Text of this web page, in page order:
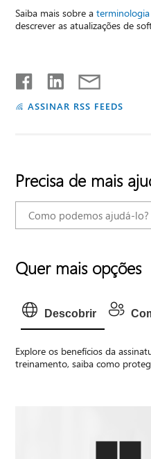
Saiba mais sobre aterminologia
descrever as atualizações de
ASSINAR RSS FEEDS
Precisa de mais
Quer mais opções
Descobrir
Explore os benefícios da
treinamento, saiba como